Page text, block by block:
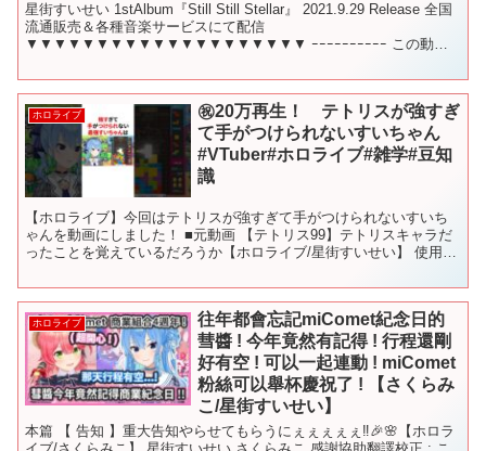
星街すいせい 1stAlbum『Still Still Stellar』 2021.9.29 Release 全国
流通販売＆各種音楽サービスにて配信
▼▼▼▼▼▼▼▼▼▼▼▼▼▼▼▼▼▼▼▼ ｰｰｰｰｰｰｰｰｰｰ この動画
ホロライブ
㊗️20万再生！ テトリスが強すぎ
て手がつけられないすいちゃん
#VTuber#ホロライブ#雑学#豆知
識
【ホロライブ】今回はテトリスが強すぎて手がつけられないすいち
ゃんを動画にしました！ ■元動画 【テトリス99】テトリスキャラだ
ったことを覚えているだろうか【ホロライブ/星街すいせい】 使用音
ホロライブ
往年都會忘記miComet紀念日的
彗醬 ! 今年竟然有記得 ! 行程還剛
好有空 ! 可以一起連動 ! miComet
粉絲可以舉杯慶祝了 ! 【さくらみ
こ/星街すいせい】
本篇 【 告知 】重大告知やらせてもらうにぇぇぇぇぇ‼🎉🌸【ホロラ